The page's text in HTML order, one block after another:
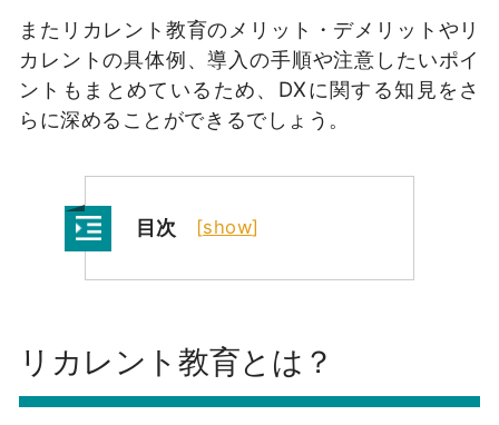
またリカレント教育のメリット・デメリットやリ
カレントの具体例、導入の手順や注意したいポイ
ントもまとめているため、DXに関する知見をさ
らに深めることができるでしょう。
目次 [show]
リカレント教育とは？